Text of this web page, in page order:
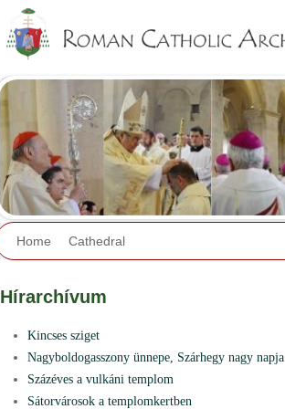
Home Cathedral
Hírarchívum
Kincses sziget
Nagyboldogasszony ünnepe, Szárhegy nagy napja
Százéves a vulkáni templom
Sátorvárosok a templomkertben